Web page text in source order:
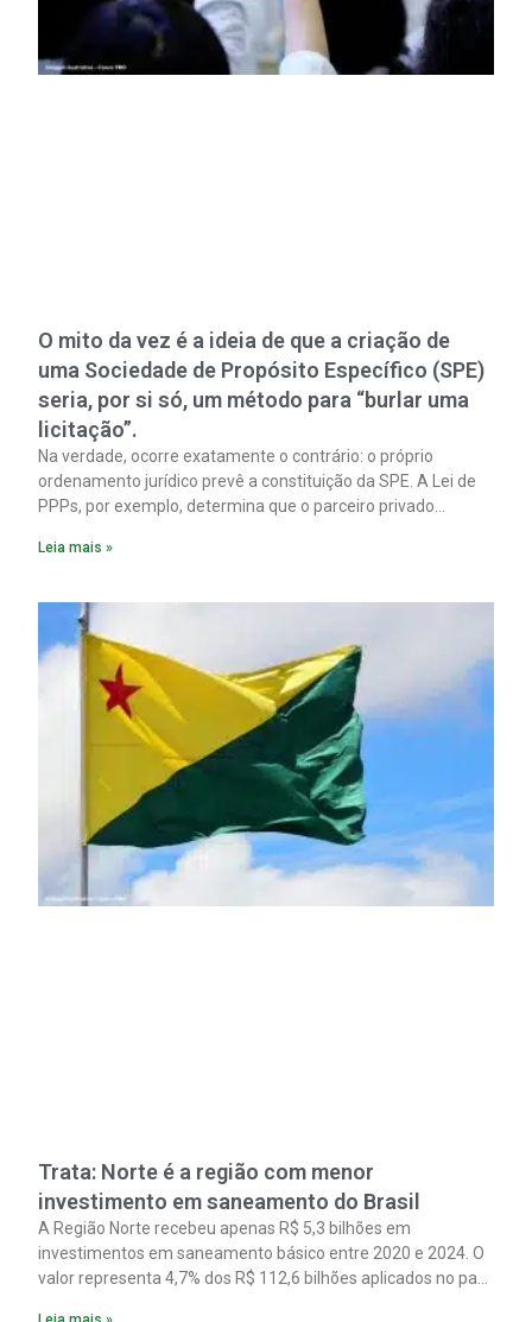
O mito da vez é a ideia de que a criação de
uma Sociedade de Propósito Específico (SPE)
seria, por si só, um método para “burlar uma
licitação”.
Na verdade, ocorre exatamente o contrário: o próprio
ordenamento jurídico prevê a constituição da SPE. A Lei de
PPPs, por exemplo, determina que o parceiro privado
empreendimento. Ou seja, a suposta “fraude à licitação” é
figura é facultativa e sujeita a uma escolha racional de
projeto a projeto.
Leia mais »
Trata: Norte é a região com menor
investimento em saneamento do Brasil
A Região Norte recebeu apenas R$ 5,3 bilhões em
investimentos em saneamento básico entre 2020 e 2024. O
valor representa 4,7% dos R$ 112,6 bilhões aplicados no país